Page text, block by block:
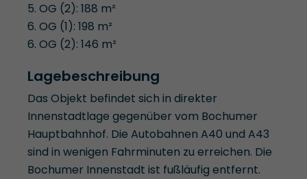
5. OG (2): 188 m²
6. OG (1): 198 m²
6. OG (2): 146 m²
Lagebeschreibung
Das Objekt befindet sich in direkter
Innenstadtlage gegenüber vom Bochumer
Hauptbahnhof. Die Autobahnen A40 und A43
sind in wenigen Fahrminuten zu erreichen. Die
Bochumer Innenstadt ist fußläufig entfernt.